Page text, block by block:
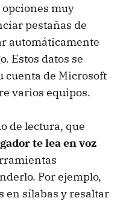
muy
pestañas de
automáticamente
Estos datos se
cuenta de Microsoft
varios equipos.
de lectura, que
te lea en voz
Por ejemplo,
en sílabas y resaltar